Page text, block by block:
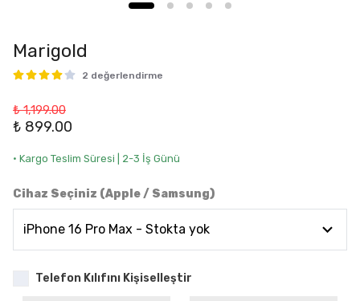
Marigold
2 değerlendirme
₺ 1,199.00
₺ 899.00
• Kargo Teslim Süresi | 2-3 İş Günü
Cihaz Seçiniz (Apple / Samsung)
Telefon Kılıfını Kişiselleştir